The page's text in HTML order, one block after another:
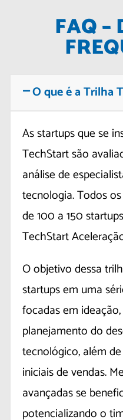
FAQ –
O que é a Trilha
As startups que se
TechStart são
análise de
tecnologia. Todos
de 100 a 150
TechStart
O objetivo dessa
startups em uma
focadas em
planejamento do
tecnológico, além
iniciais de vendas.
avançadas se
potencializando o